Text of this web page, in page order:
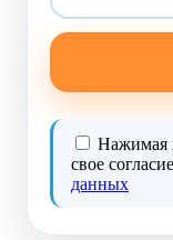
Нажимая
свое
данных